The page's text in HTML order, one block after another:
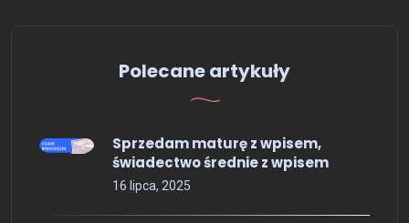
Polecane artykuły
Sprzedam maturę z wpisem,
świadectwo średnie z wpisem
16 lipca, 2025